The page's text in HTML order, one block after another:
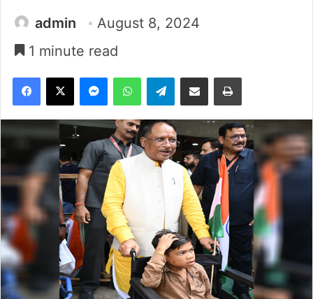
admin
August 8, 2024
1 minute read
Facebook
X MessengerWhatsAppTelegramShare via Email Print